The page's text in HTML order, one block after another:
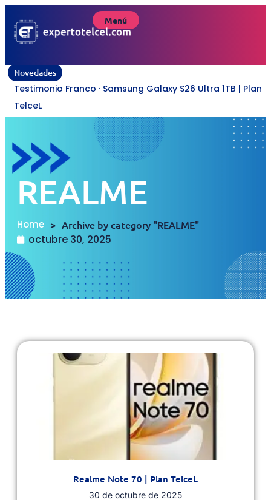
Menú
Novedades
REALME
Home > Archive by category "REALME"
octubre 30, 2025
Realme Note 70 | Plan TelceL
30 de octubre de 2025